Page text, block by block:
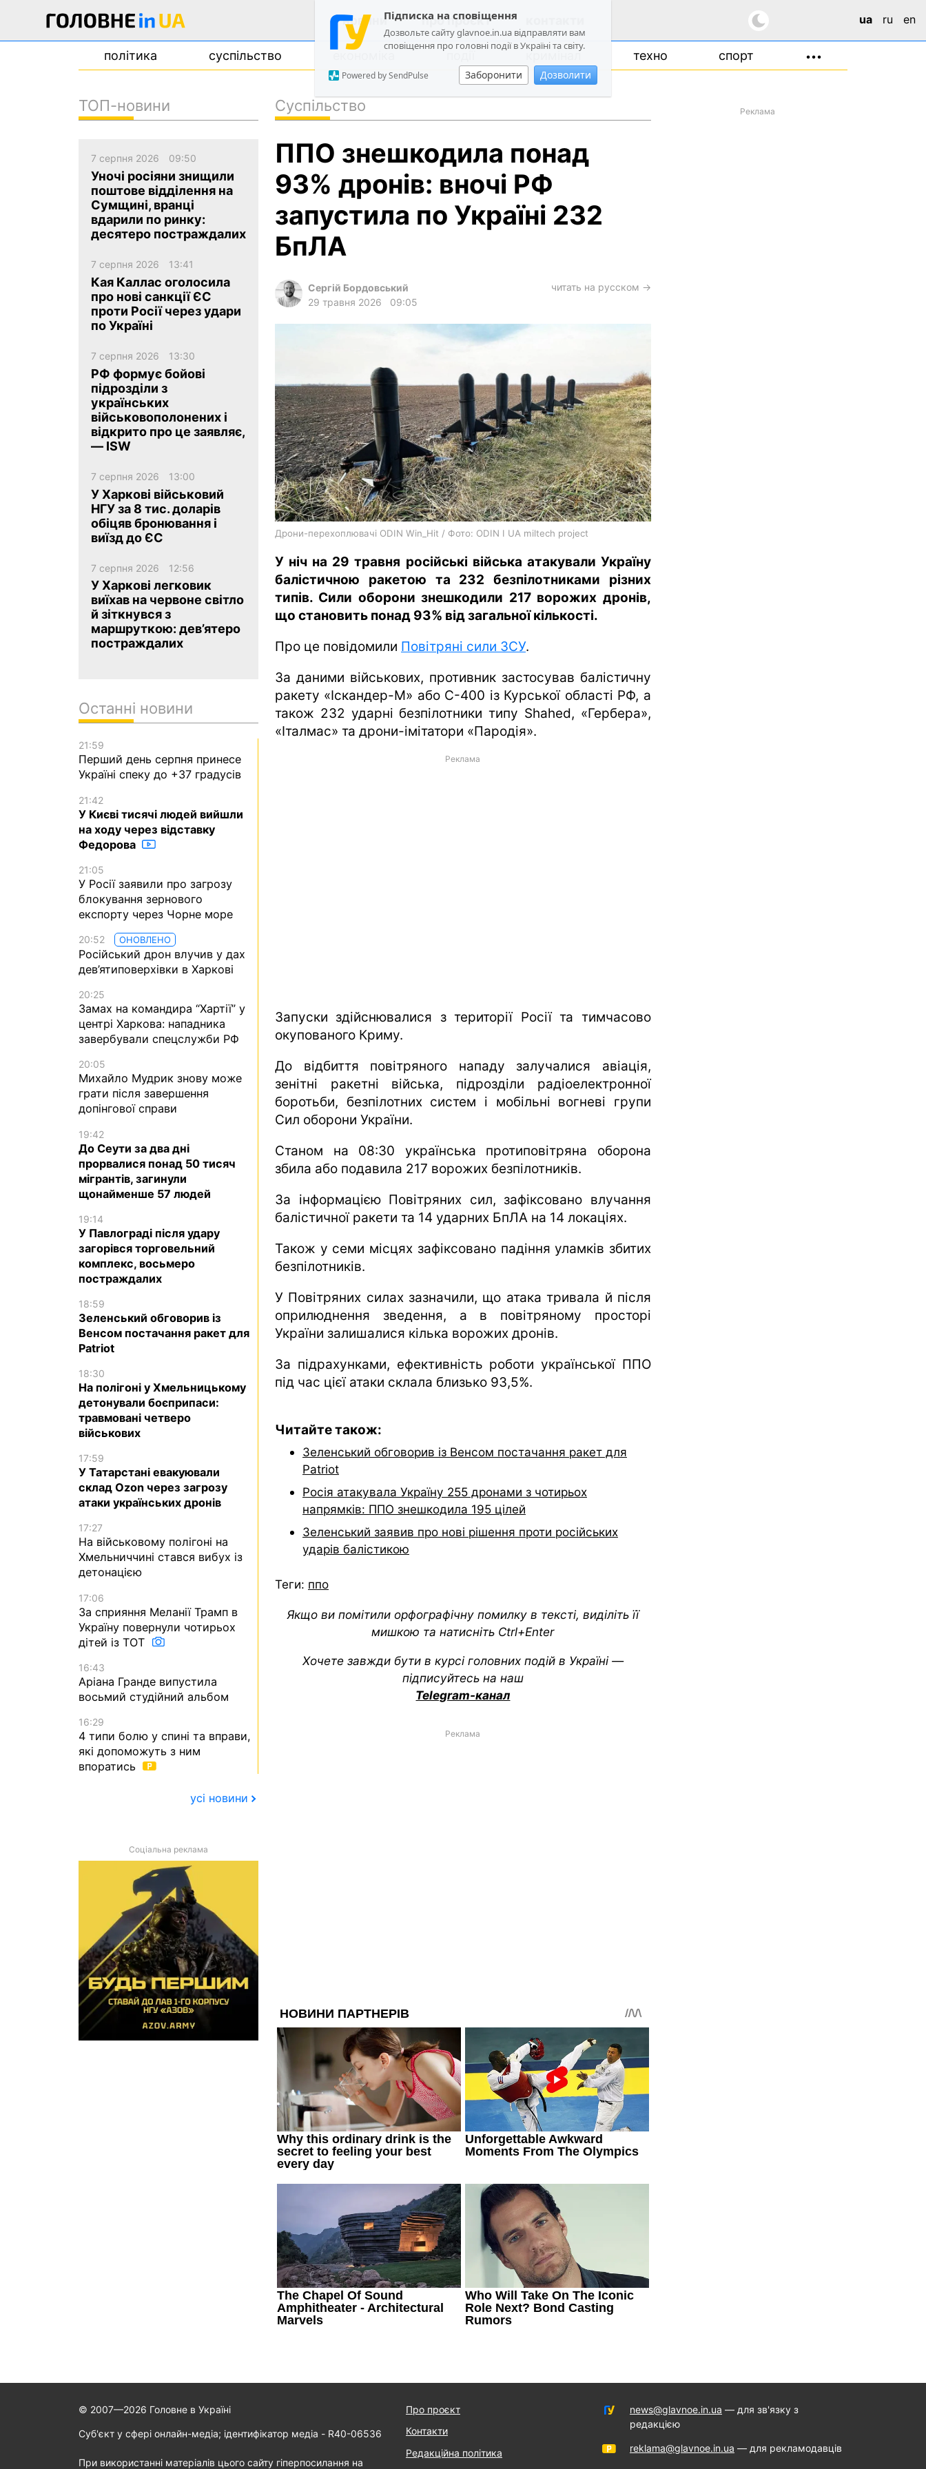
Підписка на сповіщення
Дозвольте сайту glavnoe.in.ua відправляти вам
сповіщення про головні події в Україні та світу.
Заборонити Дозволити
Powered by SendPulse
новини про проєкт ua ru en
політика суспільство кримінал техно спорт •••
політика
суспільство
економіка
події
кримінал
архів
en
Суспільство
ППО знешкодила понад
93% дронів: вночі РФ
запустила по Україні 232
БпЛА
Сергій Бордовський
29 травня 2026
09:05
читать на русском →
Дрони-перехоплювачі ODIN Win_Hit / Фото: ODIN I UA miltech project
У ніч на 29 травня російські війська атакували Україну
балістичною ракетою та 232 безпілотниками різних
типів. Сили оборони знешкодили 217 ворожих дронів,
що становить понад 93% від загальної кількості.
Про це повідомили Повітряні сили ЗСУ.
За даними військових, противник застосував балістичну
ракету «Іскандер-М» або С-400 із Курської області РФ, а
також 232 ударні безпілотники типу Shahed, «Гербера»,
«Італмас» та дрони-імітатори «Пародія».
Реклама
Запуски здійснювалися з території Росії та тимчасово
окупованого Криму.
До відбиття повітряного нападу залучалися авіація,
зенітні ракетні війська, підрозділи радіоелектронної
боротьби, безпілотних систем і мобільні вогневі групи
Сил оборони України.
Станом на 08:30 українська протиповітряна оборона
збила або подавила 217 ворожих безпілотників.
За інформацією Повітряних сил, зафіксовано влучання
балістичної ракети та 14 ударних БпЛА на 14 локаціях.
Також у семи місцях зафіксовано падіння уламків збитих
безпілотників.
У Повітряних силах зазначили, що атака тривала й після
оприлюднення зведення, а в повітряному просторі
України залишалися кілька ворожих дронів.
За підрахунками, ефективність роботи української ППО
під час цієї атаки склала близько 93,5%.
Читайте також:
Зеленський обговорив із Венсом постачання ракет для
Patriot
Росія атакувала Україну 255 дронами з чотирьох
напрямків: ППО знешкодила 195 цілей
Зеленський заявив про нові рішення проти російських
ударів балістикою
Теги: ппо
Якщо ви помітили орфографічну помилку в тексті, виділіть її
мишкою та натисніть Ctrl+Enter
Хочете завжди бути в курсі головних подій в Україні —
підписуйтесь на наш
Telegram-канал
Реклама
Реклама
ТОП-новини
7 серпня 2026 09:50
Уночі росіяни знищили
поштове відділення на
Сумщині, вранці
вдарили по ринку:
десятеро постраждалих
7 серпня 2026 13:41
Кая Каллас оголосила
про нові санкції ЄС
проти Росії через удари
по Україні
7 серпня 2026 13:30
РФ формує бойові
підрозділи з
українських
військовополонених і
відкрито про це заявляє,
— ISW
7 серпня 2026 13:00
У Харкові військовий
НГУ за 8 тис. доларів
обіцяв бронювання і
виїзд до ЄС
7 серпня 2026 12:56
У Харкові легковик
виїхав на червоне світло
й зіткнувся з
маршруткою: дев’ятеро
постраждалих
Останні новини
21:59
Перший день серпня принесе
Україні спеку до +37 градусів
21:42
У Києві тисячі людей вийшли
на ходу через відставку
Федорова
21:05
У Росії заявили про загрозу
блокування зернового
експорту через Чорне море
20:52 ОНОВЛЕНО
Російський дрон влучив у дах
дев’ятиповерхівки в Харкові
20:25
Замах на командира “Хартії” у
центрі Харкова: нападника
завербували спецслужби РФ
20:05
Михайло Мудрик знову може
грати після завершення
допінгової справи
19:42
До Сеути за два дні
прорвалися понад 50 тисяч
мігрантів, загинули
щонайменше 57 людей
19:14
У Павлограді після удару
загорівся торговельний
комплекс, восьмеро
постраждалих
18:59
Зеленський обговорив із
Венсом постачання ракет для
Patriot
18:30
На полігоні у Хмельницькому
детонували боєприпаси:
травмовані четверо
військових
17:59
У Татарстані евакуювали
склад Ozon через загрозу
атаки українських дронів
17:27
На військовому полігоні на
Хмельниччині стався вибух із
детонацією
17:06
За сприяння Меланії Трамп в
Україну повернули чотирьох
дітей із ТОТ
16:43
Аріана Гранде випустила
восьмий студійний альбом
16:29
4 типи болю у спині та вправи,
які допоможуть з ним
впоратись
усі новини
Соціальна реклама
© 2007—2026 Головне в Україні
Cуб'єкт у сфері онлайн-медіа; ідентифікатор медіа - R40-06536
При використанні матеріалів цього сайту гіперпосилання на
Про проєкт
Контакти
Редакційна політика
news@glavnoe.in.ua — для зв'язку з
редакцією
reklama@glavnoe.in.ua — для рекламодавців